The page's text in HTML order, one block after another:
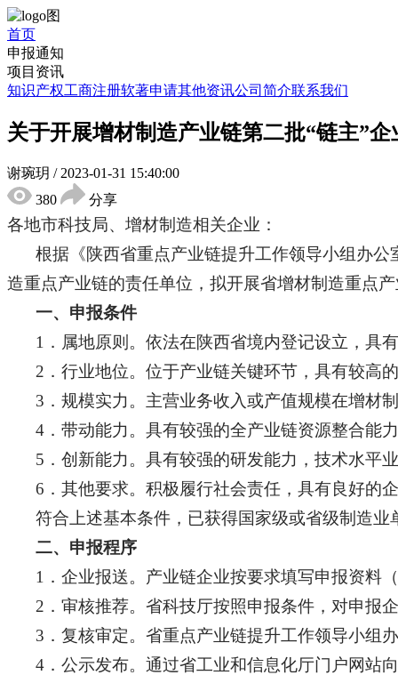
首页
申报通知
项目资讯
知识产权工商注册软著申请其他资讯公司简介联系我们
关于开展增材制造产业链第二批“链主”
谢琬玥 / 2023-01-31 15:40:00
380
分享
各地市科技局、增材制造相关企业：
根据《陕西省重点产业链提升工作领导小组办
造重点产业链的责任单位，拟开展省增材制造重点
一、申报条件
1．属地原则。依法在陕西省境内登记设立，具
2．行业地位。位于产业链关键环节，具有较高
3．规模实力。主营业务收入或产值规模在增材
4．带动能力。具有较强的全产业链资源整合能
5．创新能力。具有较强的研发能力，技术水平
6．其他要求。积极履行社会责任，具有良好的
符合上述基本条件，已获得国家级或省级制造
二、申报程序
1．企业报送。产业链企业按要求填写申报资料
2．审核推荐。省科技厅按照申报条件，对申报
3．复核审定。省重点产业链提升工作领导小组
4．公示发布。通过省工业和信息化厅门户网站